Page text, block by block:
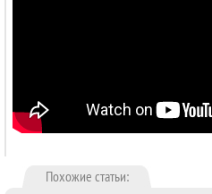
Похожие статьи: